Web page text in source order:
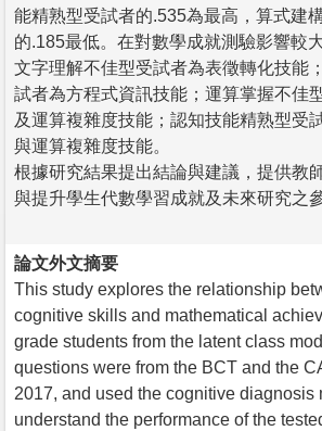
能精熟型受試者的.535為最高，算式建
的.185最低。在對數學成就測驗影響較
文字理解不佳型受試者為表徵轉化技能
試者為方程式資訊技能；運算掌握不佳
及運算複雜度技能；認知技能精熟型受
與運算複雜度技能。
根據研究結果提出結論與建議，提供教
與提升學生代數學習成就及未來研究之參
論文外文摘要
This study explores the relationship
cognitive skills and mathematical
grade students from the latent class
questions were from the BCT and the
2017, and used the cognitive diagnosis
understand the performance of the